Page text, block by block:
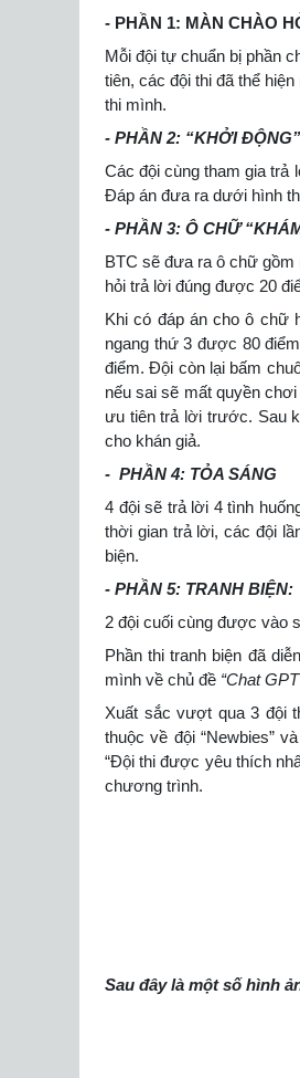
- PHẦN 1: MÀN CHÀO
Mỗi đội tự chuẩn bị phần
tiên, các đội thi đã thể
thi mình.
- PHẦN 2: “KHỞI ĐỘNG”
Các đội cùng tham gia trả
Đáp án đưa ra dưới hình
- PHẦN 3: Ô CHỮ
BTC sẽ đưa ra ô chữ gồm
hỏi trả lời đúng được 20
Khi có đáp án cho ô chữ
ngang thứ 3 được 80
điểm. Đội còn lại bấm
nếu sai sẽ mất quyền
ưu tiên trả lời trước. Sau
cho khán giả.
- PHẦN 4: TỎA SÁNG
4 đội sẽ trả lời 4 tình
thời gian trả lời, các đội
biện.
- PHẦN 5: TRANH BIỆN:
2 đội cuối cùng được vào
Phần thi tranh biện đã
mình về chủ đề “Chat
Xuất sắc vượt qua 3 đội
thuộc về đội “Newbies”
“Đội thi được yêu thích
chương trình.
Sau đây là một số hình